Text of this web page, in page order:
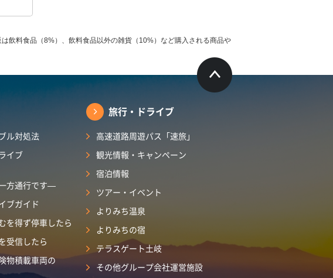
飲料食品（8%）、飲料食品以外の雑貨（10%）など購入される商品や
ル対処法
イブ
方通行です―
ブガイド
を得ず停車したら
受信したら
物積載車両の
旅行・ドライブ
高速道路周遊パス「速旅」
観光情報・キャンペーン
宿泊情報
ツアー・イベント
よりみち温泉
よりみちの宿
テラスゲート土岐
その他グループ会社運営施設